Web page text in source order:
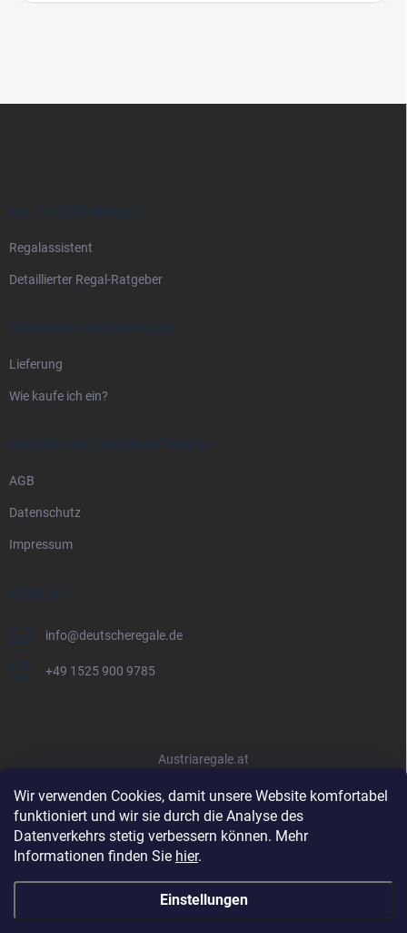
Wir verwenden Cookies, damit unsere Website komfortabel
funktioniert und wir sie durch die Analyse des
Datenverkehrs stetig verbessern können. Mehr
Informationen finden Sie hier.
Einstellungen
ALLES ÜBER REGALE
Regalassistent
Detaillierter Regal-Ratgeber
VERSAND UND ZAHLUNG
Lieferung
Wie kaufe ich ein?
RECHTLICHE INFORMATIONEN
AGB
Datenschutz
Impressum
KONTAKT
info@deutscheregale.de
+49 1525 900 9785
Austriaregale.at